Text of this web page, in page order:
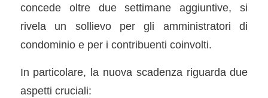
concede oltre due settimane aggiuntive, si
rivela un sollievo per gli amministratori di
condominio e per i contribuenti coinvolti.
In particolare, la nuova scadenza riguarda due
aspetti cruciali: